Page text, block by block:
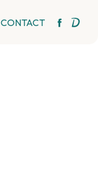
CONTACT